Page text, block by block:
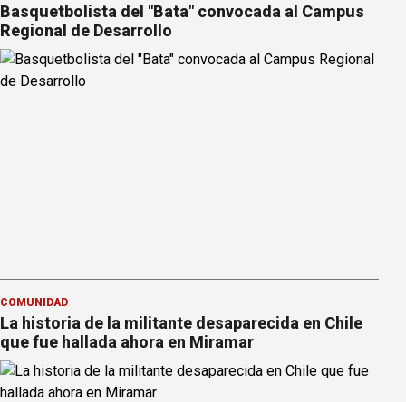
Basquetbolista del "Bata" convocada al Campus
Regional de Desarrollo
COMUNIDAD
La historia de la militante desaparecida en Chile
que fue hallada ahora en Miramar